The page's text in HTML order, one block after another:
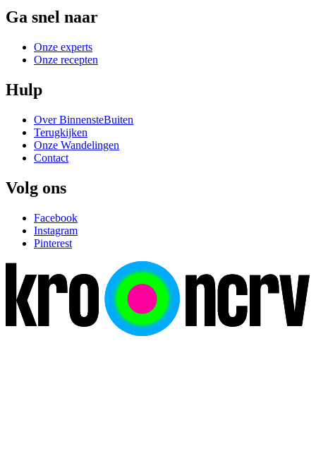
Ga snel naar
Onze experts
Onze recepten
Hulp
Over BinnensteBuiten
Terugkijken
Onze Wandelingen
Contact
Volg ons
Facebook
Instagram
Pinterest